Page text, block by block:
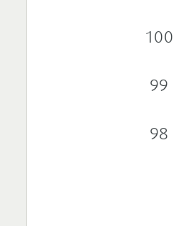
100
99
98